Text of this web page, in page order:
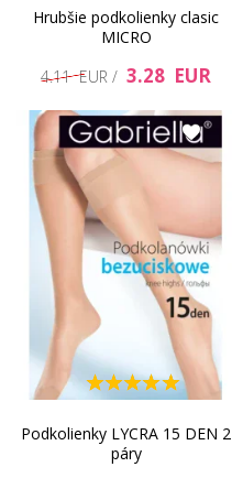
Hrubšie podkolienky clasic
MICRO
4.11 EUR / 3.28 EUR
Podkolienky LYCRA 15 DEN 2
páry